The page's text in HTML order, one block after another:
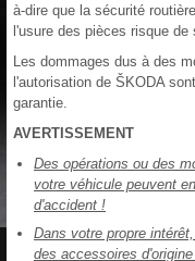
à-dire que la sécurité
l'usure des pièces risque de
Les dommages dus à des
l'autorisation de ŠKODA
garantie.
AVERTISSEMENT
Des opérations ou des
votre véhicule peuvent
d'accident !
Dans votre propre
des accessoires